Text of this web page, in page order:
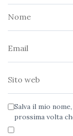
Salva il mio
prossima volta